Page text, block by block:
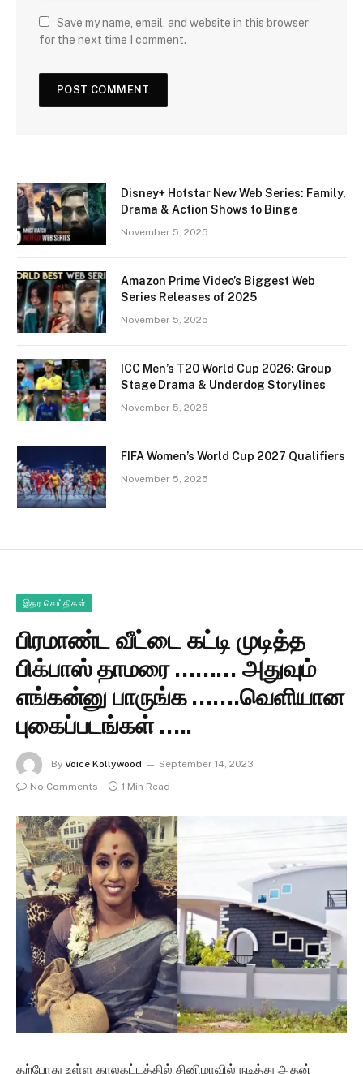
Save my name, email, and website in this browser
for the next time I comment.
Disney+ Hotstar New Web Series: Family,
Drama & Action Shows to Binge
November 5, 2025
Amazon Prime Video’s Biggest Web
Series Releases of 2025
November 5, 2025
ICC Men’s T20 World Cup 2026: Group
Stage Drama & Underdog Storylines
November 5, 2025
FIFA Women’s World Cup 2027 Qualifiers
November 5, 2025
இதர செய்திகள்
பிரமாண்ட வீட்டை கட்டி முடித்த
பிக்பாஸ் தாமரை ……… அதுவும்
எங்கன்னு பாருங்க …….வெளியான
புகைப்படங்கள் …..
By Voice Kollywood
September 14, 2023
No Comments
1 Min Read
தற்போது உள்ள காலகட்டத்தில் சினிமாவில் நடித்து அதன்